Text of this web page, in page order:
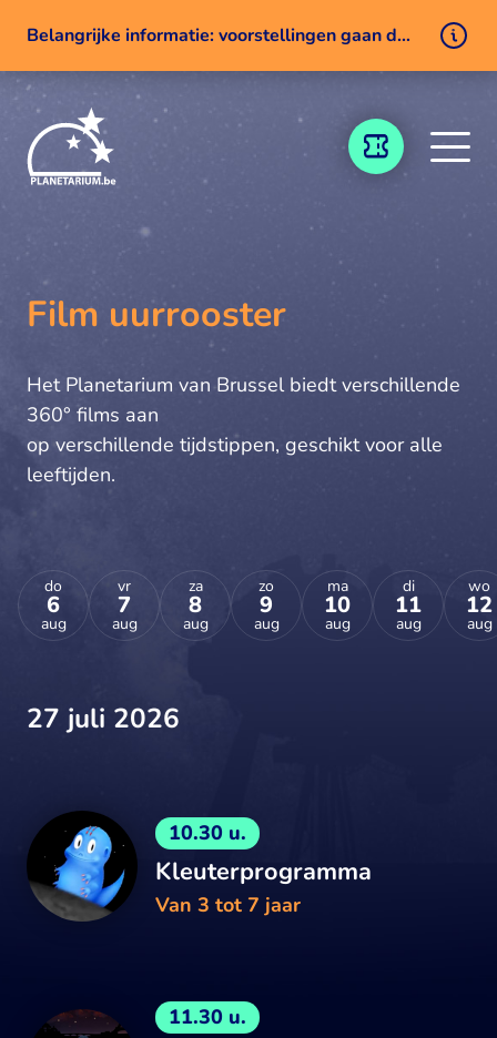
Belangrijke informatie: voorstellingen gaan door ondanks een technisch probleem
TICKETING
Film uurrooster
Het Planetarium van Brussel biedt verschillende
360° films aan
op verschillende tijdstippen, geschikt voor alle
leeftijden.
do
6
aug
vr
7
aug
za
8
aug
zo
9
aug
ma
10
aug
di
11
aug
wo
12
aug
27 juli 2026
10.30 u.
Kleuterprogramma
Van 3 tot 7 jaar
11.30 u.